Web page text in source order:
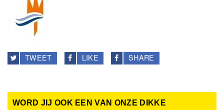
TWEET LIKE SHARE
WORD JIJ OOK EEN VAN ONZE DIKKE